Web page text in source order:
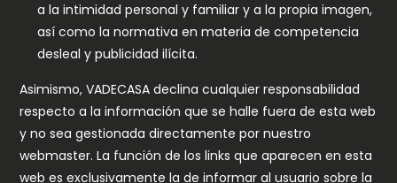
a la intimidad personal y familiar y a la propia imagen,
así como la normativa en materia de competencia
desleal y publicidad ilícita.
Asimismo, VADECASA declina cualquier responsabilidad
respecto a la información que se halle fuera de esta web
y no sea gestionada directamente por nuestro
webmaster. La función de los links que aparecen en esta
web es exclusivamente la de informar al usuario sobre la